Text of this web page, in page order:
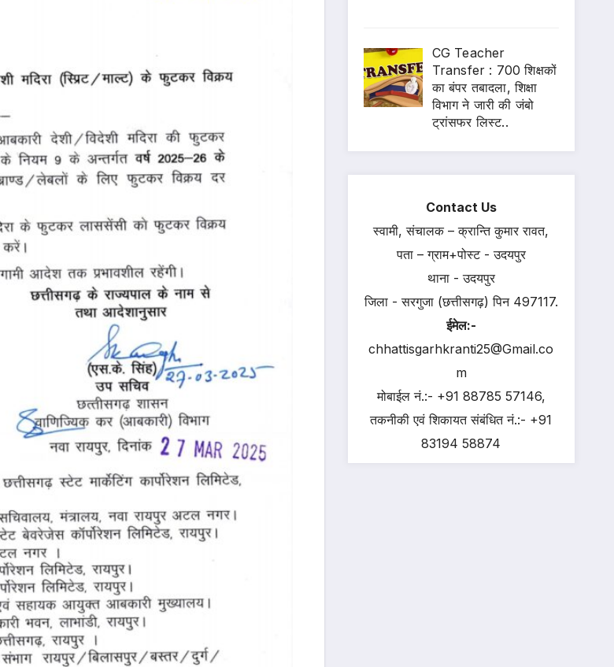
CG Teacher
Transfer : 700 शिक्षकों
का बंपर तबादला, शिक्षा
विभाग ने जारी की जंबो
ट्रांसफर लिस्ट..
Contact Us
स्वामी, संचालक – क्रान्ति कुमार रावत,
पता – ग्राम+पोस्ट - उदयपुर
थाना - उदयपुर
जिला - सरगुजा (छत्तीसगढ़) पिन 497117.
ईमेल:-
chhattisgarhkranti25@Gmail.co
m
मोबाईल नं.:- +91 88785 57146,
तकनीकी एवं शिकायत संबंधित नं.:- +91
83194 58874